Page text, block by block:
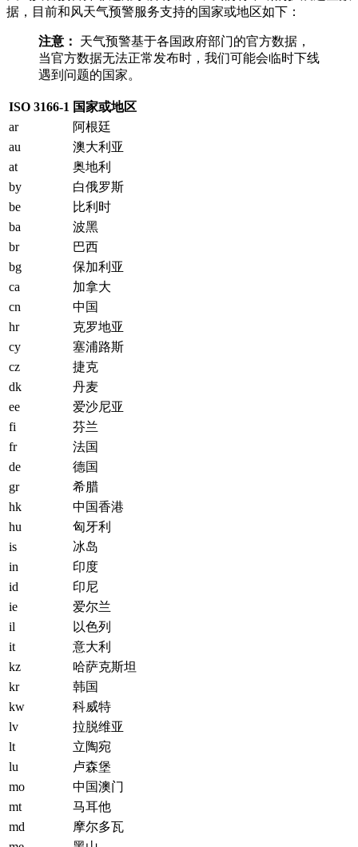
据，目前和风天气预警服务支持的国家或地区如下：
注意：
天气预警基于各国政府部门的官方数据，
当官方数据无法正常发布时，我们可能会临时下线
遇到问题的国家。
ISO 3166-1 国家或地区
ar
阿根廷
au
澳大利亚
at
奥地利
by
白俄罗斯
be
比利时
ba
波黑
br
巴西
bg
保加利亚
ca
加拿大
cn
中国
hr
克罗地亚
cy
塞浦路斯
cz
捷克
dk
丹麦
ee
爱沙尼亚
fi
芬兰
fr
法国
de
德国
gr
希腊
hk
中国香港
hu
匈牙利
is
冰岛
in
印度
id
印尼
ie
爱尔兰
il
以色列
it
意大利
kz
哈萨克斯坦
kr
韩国
kw
科威特
lv
拉脱维亚
lt
立陶宛
lu
卢森堡
mo
中国澳门
mt
马耳他
md
摩尔多瓦